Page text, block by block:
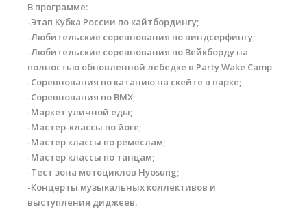
Обучение кайтсерфингу
Прокат виндсерфинга
Прокат вингфойлинга
Прокат сап и вейкборд
Система скидок
Места катания
Наши Станции
Ветратория.Вьетнам
В программе:
-Этап Кубка России по кайтбордингу;
-Любительские соревнования по виндсерфингу;
-Любительские соревнования по Вейкборду на
полностью обновленной лебедке в Party Wake Camp
-Соревнования по катанию на скейте в парке;
-Соревнования по BMX;
-Маркет уличной еды;
-Мастер-классы по йоге;
-Мастер классы по ремеслам;
-Мастер классы по танцам;
-Тест зона мотоциклов Hyosung;
-Концерты музыкальных коллективов и
выступления диджеев.